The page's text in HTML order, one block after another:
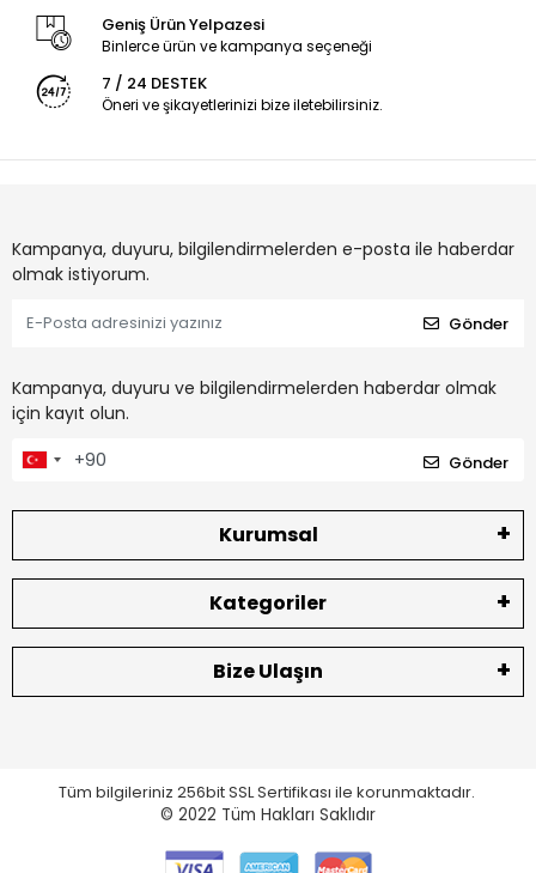
Geniş Ürün Yelpazesi
Binlerce ürün ve kampanya seçeneği
7 / 24 DESTEK
Öneri ve şikayetlerinizi bize iletebilirsiniz.
Kampanya, duyuru, bilgilendirmelerden e-posta ile haberdar
olmak istiyorum.
Gönder
Kampanya, duyuru ve bilgilendirmelerden haberdar olmak
için kayıt olun.
Gönder
Kurumsal
Kategoriler
Bize Ulaşın
Tüm bilgileriniz 256bit SSL Sertifikası ile korunmaktadır.
© 2022 Tüm Hakları Saklıdır